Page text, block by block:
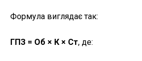
Формула виглядає так:
ГПЗ = Об × К × Ст, де: